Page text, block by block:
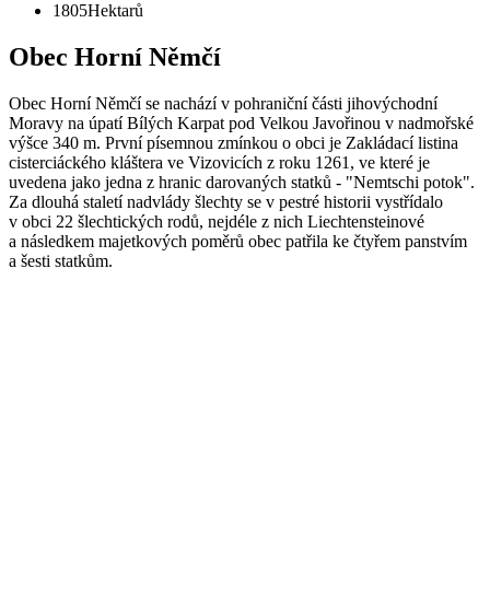
1805Hektarů
Obec Horní Němčí
Obec Horní Němčí se nachází v pohraniční části jihovýchodní
Moravy na úpatí Bílých Karpat pod Velkou Javořinou v nadmořské
výšce 340 m. První písemnou zmínkou o obci je Zakládací listina
cisterciáckého kláštera ve Vizovicích z roku 1261, ve které je
uvedena jako jedna z hranic darovaných statků - "Nemtschi potok".
Za dlouhá staletí nadvlády šlechty se v pestré historii vystřídalo
v obci 22 šlechtických rodů, nejdéle z nich Liechtensteinové
a následkem majetkových poměrů obec patřila ke čtyřem panstvím
a šesti statkům.